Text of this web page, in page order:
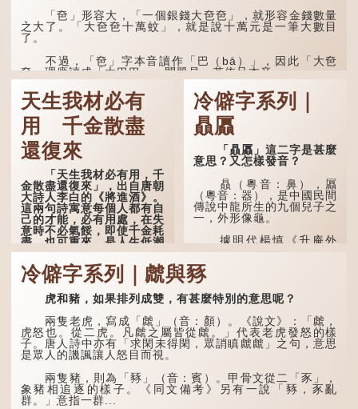
許多人對這上半句耳熟
能詳，但它其實還有下半句
「夿」形容大，「一個銀錢大夿夿」，就形容金錢數量
之大了。「大夿夿十萬蚊」，就是說十萬元是一筆大數目
了。
不過，「夿」字本音讀作「巴（bā）」，因此「大夿
夿」理應讀成「大巴巴」。問題是，若依足本音，...
天生我材必有
用 千金散盡
還復來
「天生我材必有用，千
金散盡還復來」，出自唐朝
大詩人李白的《將進酒》。
這兩句詩寓意每個人都有自
己的才能，必有用處，在失
意時不必氣餒，即使千金耗
盡，也可重來，是人生低潮
時激勵向上的名句。
原詩寫道：「人生得意
須盡歡，莫使金樽空對月。
天生我材必有用，千金散盡
會須一飲三百杯。」意思是
說：上天給了我才能，必然
有用到的地方；即使千金散
去，也終會重新得到。
李白作此詩時，大約是
天寶十一年。當時他已被唐
玄宗賜金放還約八年，這期
冷僻字系列｜
贔屭
「贔屭」這二字是甚麼
意思？又怎樣發音？
贔（粵音：鼻），屭
（粵音：器），是中國民間
傳說中龍所生的九個兒子之
一，外形像龜。
據明代楊慎《升庵外
集》記載，龍生九子的次序
排列為：贔屭、螭吻、蒲
牢、狴犴、饕餮、蚣蝮、睚
眥、狻猊、椒圖（此為其中
一種說法）。
龍九子外形與能力各有
不同，其中，贔屭原形像
龜，因為能負重，多作為碑
座，有「碑下龜...
冷僻字系列｜虤與豩
虎和豬，如果排列成雙，有甚麼特別的意思呢？
兩隻老虎，寫成「虤」（音：顏）。《說文》：「虤，
虎怒也。從二虎。凡虤之屬皆從虤。」代表老虎發怒的樣
子。唐人詩中亦有「求閑未得閑，眾誚瞋虤虤」之句，意思
是眾人的譏諷讓人怒目而視。
兩隻豬，則為「豩」（音：賓）。甲骨文從二「豕」，
象豬相追逐的樣子。《同文備考》另有一說「豩，豕亂
群。」意指一群...